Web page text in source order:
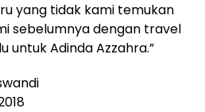
yang tidak kami temukan
sebelumnya dengan travel
untuk Adinda Azzahra.”